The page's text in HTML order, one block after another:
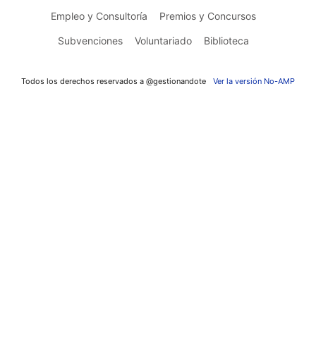
Empleo y Consultoría Premios y Concursos
Subvenciones Voluntariado Biblioteca
Todos los derechos reservados a @gestionandote Ver la versión No-AMP